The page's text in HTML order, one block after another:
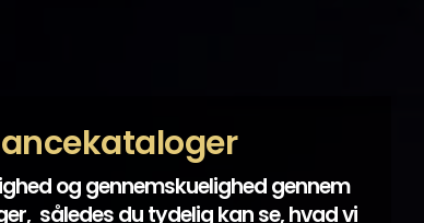
og gennemskuelighed gennem
således du tydelig kan se, hvad vi